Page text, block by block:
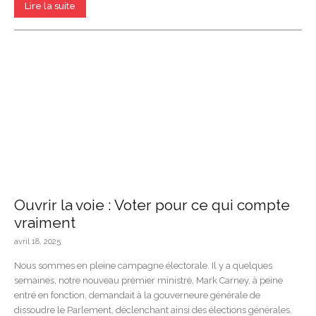
Lire la suite
Ouvrir la voie : Voter pour ce qui compte
vraiment
avril 18, 2025
Nous sommes en pleine campagne électorale. Il y a quelques
semaines, notre nouveau premier ministre, Mark Carney, à peine
entré en fonction, demandait à la gouverneure générale de
dissoudre le Parlement, déclenchant ainsi des élections générales.